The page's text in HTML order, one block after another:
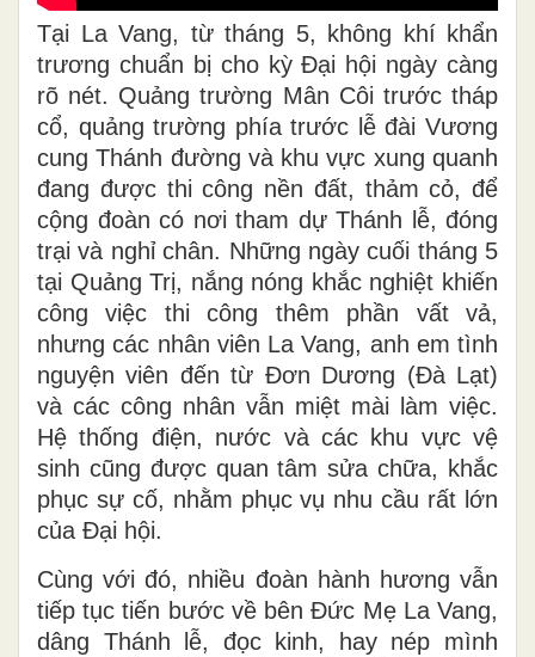
Tại La Vang, từ tháng 5, không khí khẩn
trương chuẩn bị cho kỳ Đại hội ngày càng
rõ nét. Quảng trường Mân Côi trước tháp
cổ, quảng trường phía trước lễ đài Vương
cung Thánh đường và khu vực xung quanh
đang được thi công nền đất, thảm cỏ, để
cộng đoàn có nơi tham dự Thánh lễ, đóng
trại và nghỉ chân. Những ngày cuối tháng 5
tại Quảng Trị, nắng nóng khắc nghiệt khiến
công việc thi công thêm phần vất vả,
nhưng các nhân viên La Vang, anh em tình
nguyện viên đến từ Đơn Dương (Đà Lạt)
và các công nhân vẫn miệt mài làm việc.
Hệ thống điện, nước và các khu vực vệ
sinh cũng được quan tâm sửa chữa, khắc
phục sự cố, nhằm phục vụ nhu cầu rất lớn
của Đại hội.
Cùng với đó, nhiều đoàn hành hương vẫn
tiếp tục tiến bước về bên Đức Mẹ La Vang,
dâng Thánh lễ, đọc kinh, hay nép mình